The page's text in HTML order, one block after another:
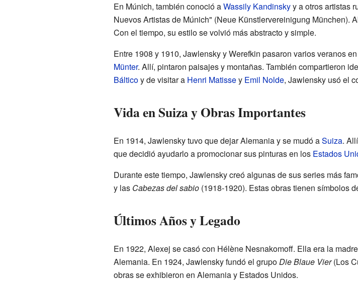
En Múnich, también conoció aWassily Kandinskyy a otros artistas
Nuevos Artistas de Múnich" (Neue Künstlervereinigung München).
Con el tiempo, su estilo se volvió más abstracto y simple.
Entre 1908 y 1910, Jawlensky y Werefkin pasaron varios veranos
Münter. Allí, pintaron paisajes y montañas. También compartieron
Bálticoy de visitar a Henri Matissey Emil Nolde, Jawlensky usó el
Vida en Suiza y Obras Importantes
En 1914, Jawlensky tuvo que dejar Alemania y se mudó aSuiza.
que decidió ayudarlo a promocionar sus pinturas en los Estados
Durante este tiempo, Jawlensky creó algunas de sus series más
y las Cabezas del sabio(1918-1920). Estas obras tienen símbolos
Últimos Años y Legado
En 1922, Alexej se casó con Hélène Nesnakomoff. Ella era la
Alemania. En 1924, Jawlensky fundó el grupoDie Blaue Vier(Los
obras se exhibieron en Alemania y Estados Unidos.